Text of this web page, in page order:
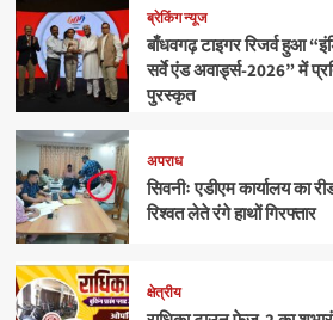
ब्रेकिंग न्यूज
बाँधवगढ़ टाइगर रिजर्व हुआ
सर्वे एंड अवार्ड्स-2026” में
पुरस्कृत
अपराध
सिवनीः एडीएम कार्यालय का
रिश्वत लेते रंगे हाथों गिरफ्तार
क्षेत्रीय